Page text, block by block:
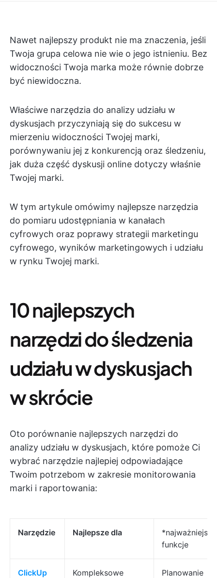
Nawet najlepszy produkt nie ma znaczenia, jeśli
Twoja grupa celowa nie wie o jego istnieniu. Bez
widoczności Twoja marka może równie dobrze
być niewidoczna.
Właściwe narzędzia do analizy udziału w
dyskusjach przyczyniają się do sukcesu w
mierzeniu widoczności Twojej marki,
porównywaniu jej z konkurencją oraz śledzeniu,
jak duża część dyskusji online dotyczy właśnie
Twojej marki.
W tym artykule omówimy najlepsze narzędzia
do pomiaru udostępniania w kanałach
cyfrowych oraz poprawy strategii marketingu
cyfrowego, wyników marketingowych i udziału
w rynku Twojej marki.
10 najlepszych
narzędzi do śledzenia
udziału w dyskusjach
w skrócie
Oto porównanie najlepszych narzędzi do
analizy udziału w dyskusjach, które pomoże Ci
wybrać narzędzie najlepiej odpowiadające
Twoim potrzebom w zakresie monitorowania
marki i raportowania:
Narzędzie Najlepsze dla
*najważniejsze
funkcje
ClickUp
Kompleksowe
Planowanie